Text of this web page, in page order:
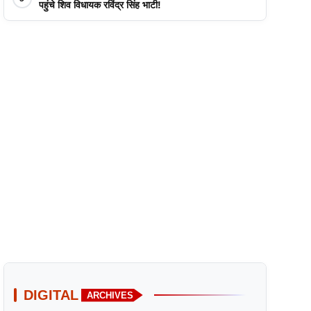
पहुंचे शिव विधायक रविंद्र सिंह भाटी!
DIGITAL ARCHIVES